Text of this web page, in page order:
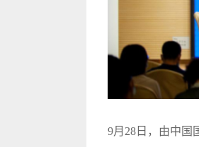
9月28日，由中国